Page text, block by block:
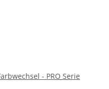
- PRO Serie